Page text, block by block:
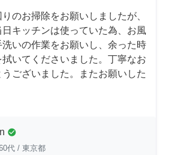
のお掃除をお願いしましたが、
キッチンは使っていた為、お風
いの作業をお願いし、余った時
いてくださいました。丁寧なお
ございました。またお願いした
check_circle
代 / 東京都